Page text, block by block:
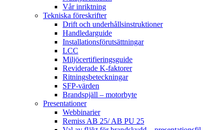
Vår inriktning
Tekniska föreskrifter
Drift och underhållsinstruktioner
Handledarguide
Installationsförutsättningar
LCC
Miljöcertifieringsguide
Reviderade K-faktorer
Ritningsbeteckningar
SFP-värden
Brandspjäll – motorbyte
Presentationer
Webbinarier
Remiss AB 25/ AB PU 25